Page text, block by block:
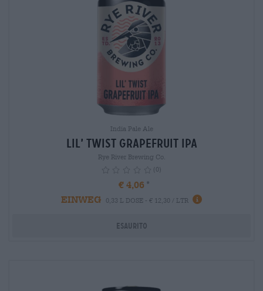
India Pale Ale
Lil’ Twist Grapefruit IPA
Rye River Brewing Co.
(0)
€ 4,06
EINWEG
0,33 L DOSE - € 12,30 / LTR info
Esaurito